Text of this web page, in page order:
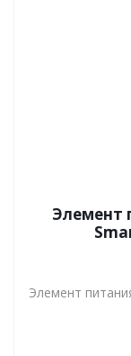
Элемент
Элемент